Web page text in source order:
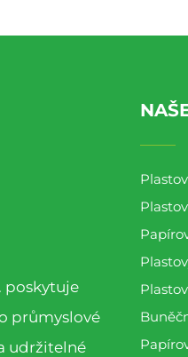
poskytuje
průmyslové
udržitelné